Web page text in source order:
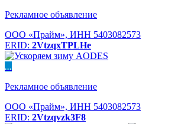
Рекламное объявление
ООО «Прайм», ИНН 5403082573
ERID: 2VtzqxTPLHe
...
Рекламное объявление
ООО «Прайм», ИНН 5403082573
ERID: 2Vtzqvzk3F8